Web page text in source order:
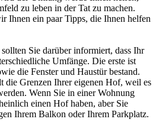
zu leben in der Tat zu machen.
Ihnen ein paar Tipps, die Ihnen helfen
Sie darüber informiert, dass Ihr
Umfänge. Die erste ist
die Fenster und Haustür bestand.
die Grenzen Ihrer eigenen Hof, weil es
Wenn Sie in einer Wohnung
einen Hof haben, aber Sie
Ihrem Balkon oder Ihrem Parkplatz.